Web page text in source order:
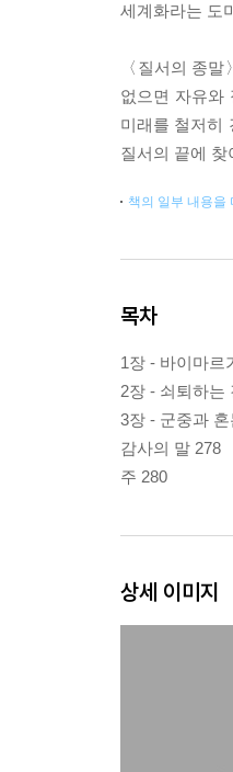
세계화라는 도
〈질서의 종
없으면 자유와
미래를 철저히
질서의 끝에
책의 일부 내용을
목차
1장 - 바이마르
2장 - 쇠퇴하는
3장 - 군중과 혼
감사의 말 278
주 280
상세 이미지